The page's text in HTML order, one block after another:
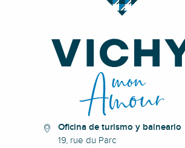
Oficina de turismo y balneario
19, rue du Parc